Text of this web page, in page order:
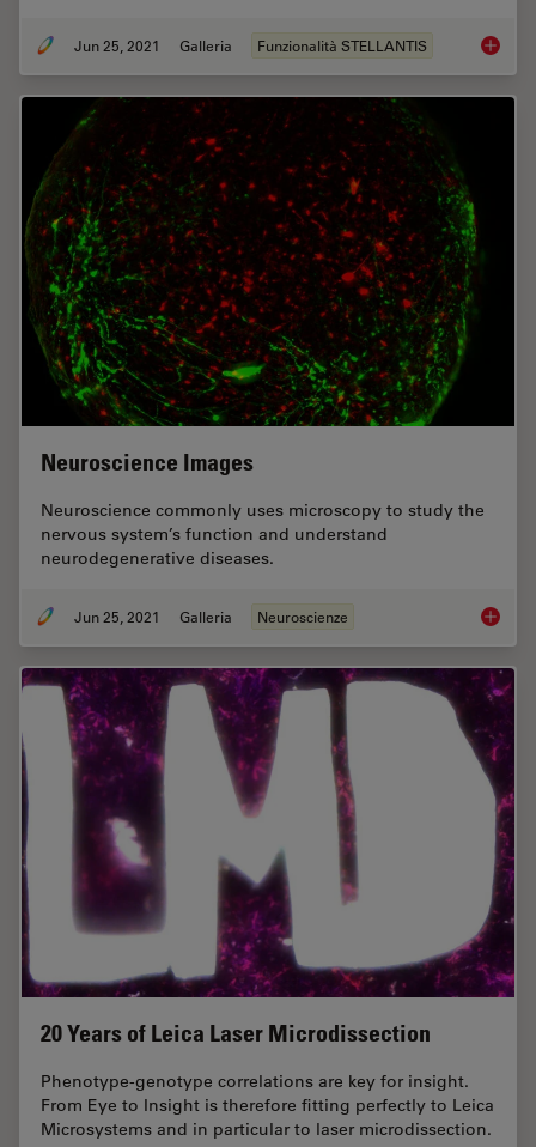
Jun 25, 2021 Galleria Funzionalità STELLANTIS Tissue
Neuroscience Images
Neuroscience commonly uses microscopy to study the
nervous system’s function and understand
neurodegenerative diseases.
Jun 25, 2021 Galleria Neuroscienze
20 Years of Leica Laser Microdissection
Phenotype-genotype correlations are key for insight.
From Eye to Insight is therefore fitting perfectly to Leica
Microsystems and in particular to laser microdissection.